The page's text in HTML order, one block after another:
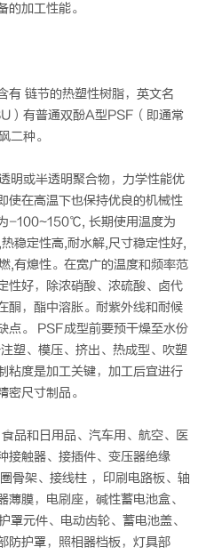
的加工性能。
有 链节的热塑性树脂，英文名
）有普通双酚A型PSF（即通常
二种。
明或半透明聚合物，力学性能优
使在高温下也保持优良的机械性
-100~150℃, 长期使用温度为
稳定性高,耐水解,尺寸稳定性好,
,有熄性。在宽广的温度和频率范
性好，除浓硝酸、浓硫酸、卤代
酮，酯中溶胀。耐紫外线和耐候
点。 PSF成型前要预干燥至水份
塑、模压、挤出、热成型、吹塑
粘度是加工关键，加工后宜进行
密尺寸制品。
品和日用品、汽车用、航空、医
接触器、接插件、变压器绝缘
骨架、接线柱 ，印刷电路板、轴
膜，电刷座，碱性蓄电池盒、
元件、电动齿轮、蓄电池盖、
防护罩，照相器档板，灯具部